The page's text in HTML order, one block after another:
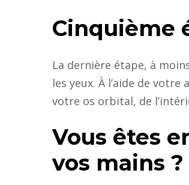
Cinquième
La dernière étape, à
les yeux. À l’aide de
votre os orbital, de
Vous êtes
vos mains ?